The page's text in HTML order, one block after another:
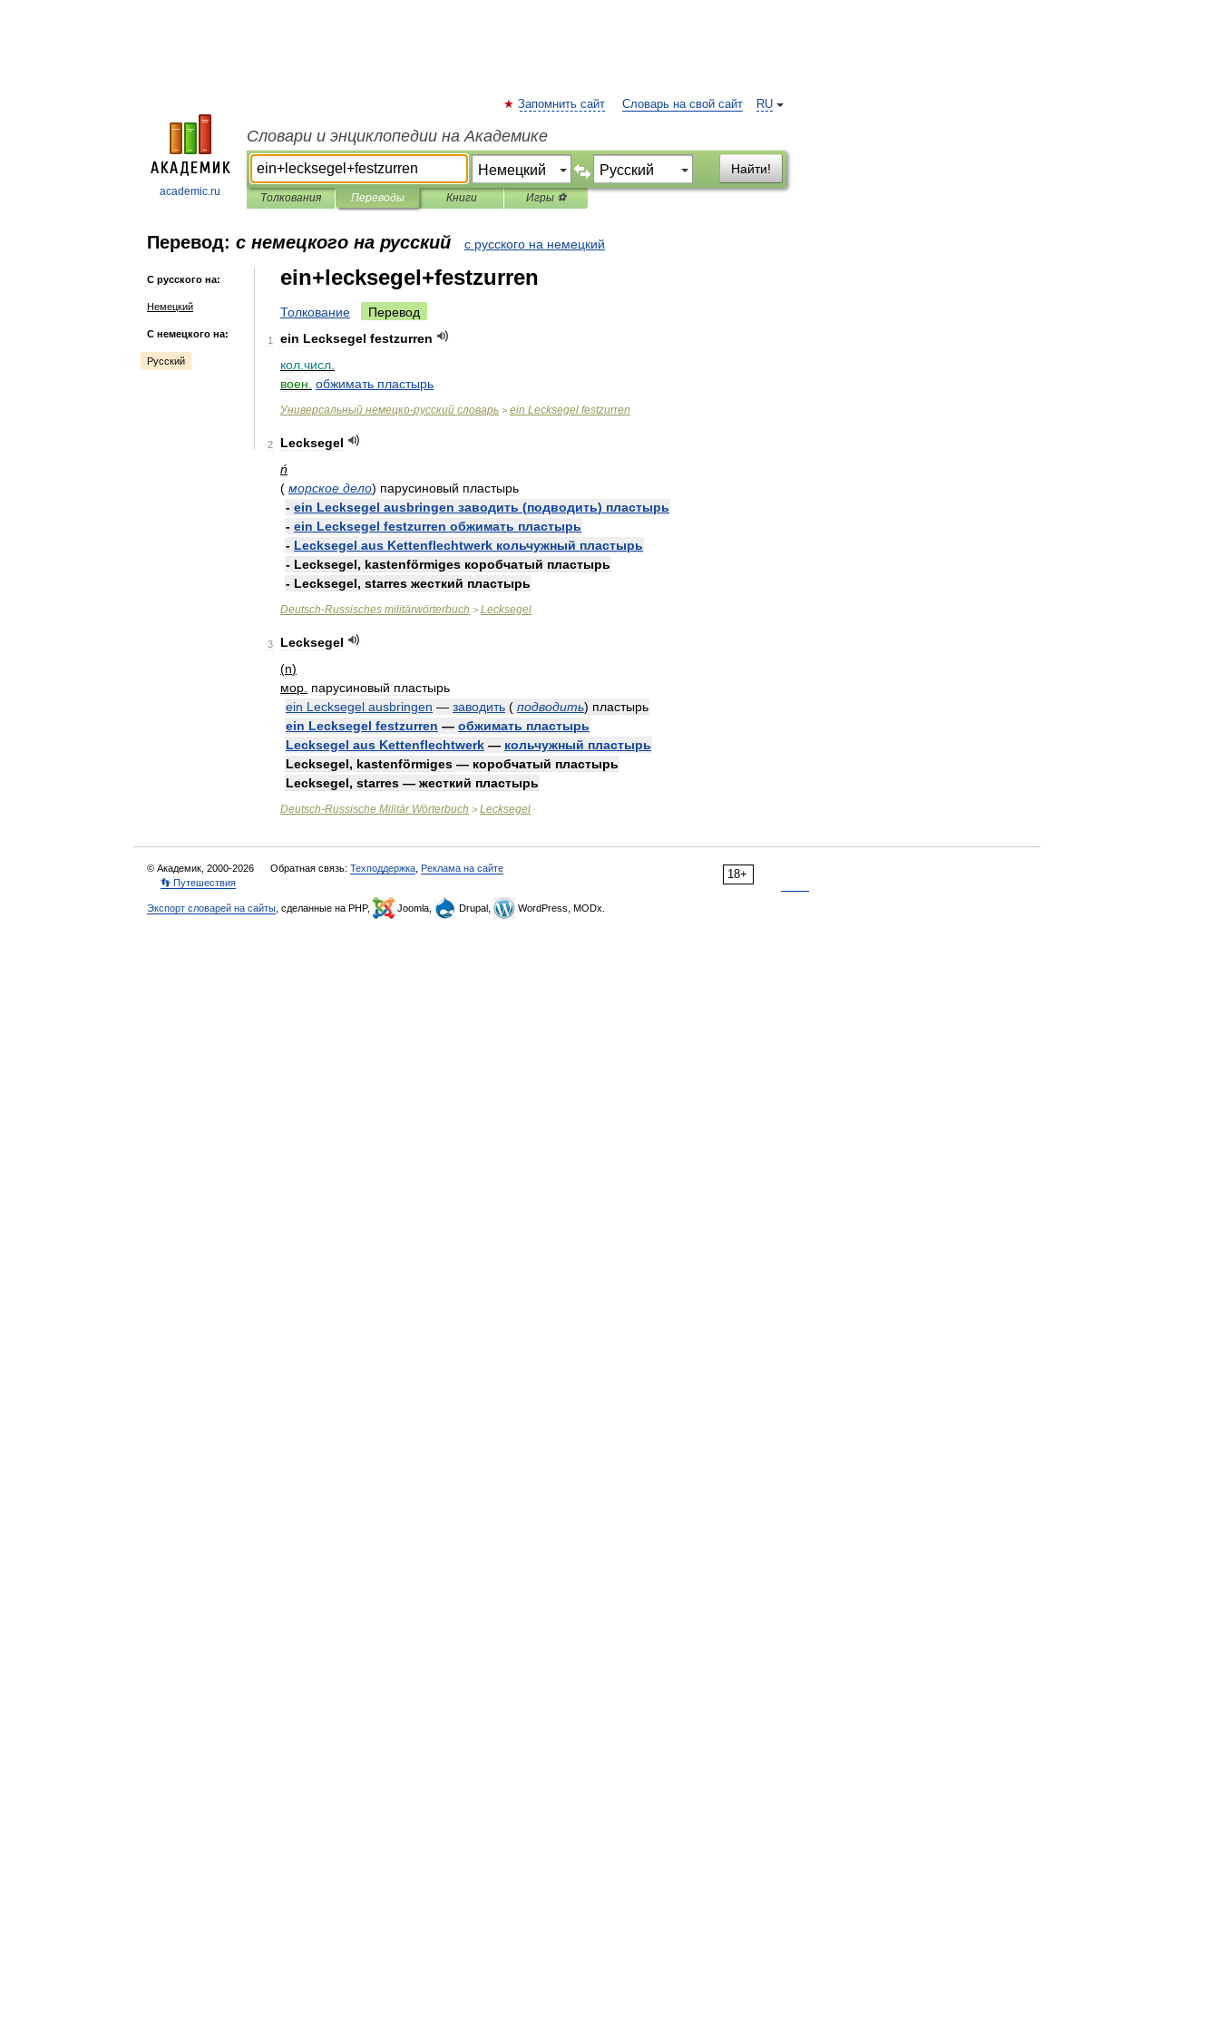
academic.ru
RU
Запомнить сайт Словарь на свой сайт
Словари и энциклопедии на Академике
Найти!
Толкования Переводы Книги Игры ⚽
Перевод: с немецкого на русский с русского на немецкий
С русского на:
Немецкий
С немецкого на:
Русский
ein+lecksegel+festzurren
Толкование Перевод
1 ein Lecksegel festzurren
кол числ
воен обжимать пластырь
Универсальный немецко-русский словарь > ein Lecksegel festzurren
2
Lecksegel
ń
( морское дело) парусиновый пластырь
- ein Lecksegel ausbringen заводить (подводить) пластырь
- ein Lecksegel festzurren обжимать пластырь
- Lecksegel aus Kettenflechtwerk кольчужный пластырь
- Lecksegel, kastenförmiges коробчатый пластырь
- Lecksegel, starres жесткий пластырь
Deutsch-Russisches militärwörterbuch > Lecksegel
3
Lecksegel
(n)
мор парусиновый пластырь
ein Lecksegel ausbringen — заводить ( подводить) пластырь
ein Lecksegel festzurren — обжимать пластырь
Lecksegel aus Kettenflechtwerk — кольчужный пластырь
Lecksegel, kastenförmiges — коробчатый пластырь
Lecksegel, starres — жесткий пластырь
Deutsch-Russische Militär Wörterbuch > Lecksegel
18+
© Академик, 2000-2026 Обратная связь: Техподдержка Реклама на сайте
👣 Путешествия
Экспорт словарей на сайты , сделанные на PHP, Joomla, Drupal, WordPress, MODx.